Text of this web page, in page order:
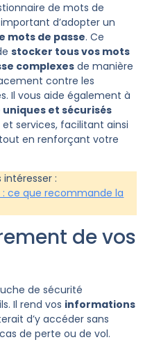
de mots de
d’adopter un
de passe. Ce
stocker tous vos mots
complexes de manière
contre les
Il vous aide également à
et sécurisés
services, facilitant ainsi
en renforçant votre
:
ce que recommande la
de vos
de sécurité
Il rend vos informations
d’y accéder sans
de perte ou de vol.